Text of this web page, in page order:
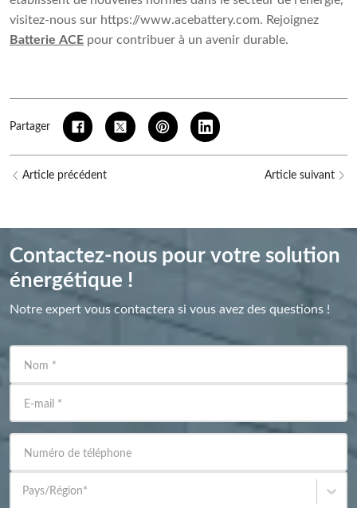
visitez-nous sur https://www.acebattery.com. Rejoignez
Batterie ACE pour contribuer à un avenir durable.
Partager
Article précédent Article suivant
Contactez-nous pour votre solution
énergétique !
Notre expert vous contactera si vous avez des questions !
Nom *
E-mail *
Numéro de téléphone
Pays/Région*